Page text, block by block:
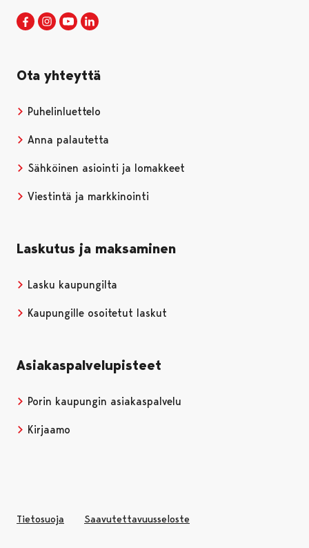
Porin kaupunki Facebookissa
Avautuu uudessa välilehdessä
Porin kaupunki Instagramissa
Avautuu uudessa välilehdessä
Porin kaupunki Youtubessa
Avautuu uudessa välilehdessä
Ota yhteyttä
Puhelinluettelo
Anna palautetta
Sähköinen asiointi ja lomakkeet
Viestintä ja markkinointi
Laskutus ja maksaminen
Lasku kaupungilta
Kaupungille osoitetut laskut
Asiakaspalvelupisteet
Porin kaupungin asiakaspalvelu
Kirjaamo
Tietosuoja Saavutettavuusseloste